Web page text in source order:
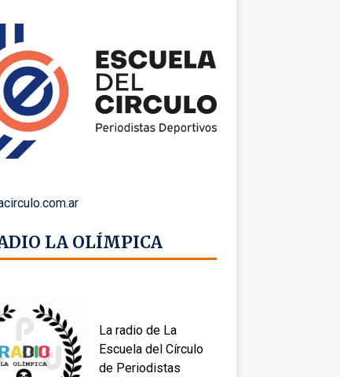
LA OLÍMPICA
La radio de La
Escuela del Círculo
de Periodistas